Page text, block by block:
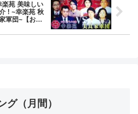
苑 美味しい
! ~幸楽苑 秋
軍団~【お願
グ（月間）